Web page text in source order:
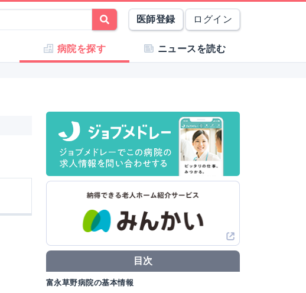
医師登録 ログイン
病院を探す ニュースを読む
目次
富永草野病院の基本情報